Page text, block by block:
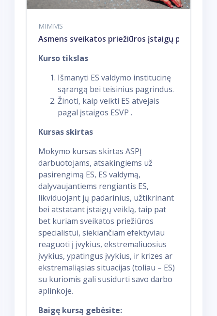
MIMMS
Asmens sveikatos priežiūros įstaigų
Kurso tikslas
Išmanyti ES valdymo institucinę
sąrangą bei teisinius pagrindus.
Žinoti, kaip veikti ES atvejais
pagal įstaigos ESVP .
Kursas skirtas
Mokymo kursas skirtas ASPĮ
darbuotojams, atsakingiems už
pasirengimą ES, ES valdymą,
dalyvaujantiems rengiantis ES,
likviduojant jų padarinius, užtikrinant
bei atstatant įstaigų veiklą, taip pat
bet kuriam sveikatos priežiūros
specialistui, siekiančiam efektyviau
reaguoti į įvykius, ekstremaliuosius
įvykius, ypatingus įvykius, ir krizes ar
ekstremaliąsias situacijas (toliau – ES)
su kuriomis gali susidurti savo darbo
aplinkoje.
Baigę kursą gebėsite: